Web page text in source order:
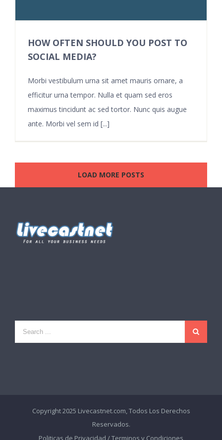
HOW OFTEN SHOULD YOU POST TO
SOCIAL MEDIA?
Morbi vestibulum urna sit amet mauris ornare, a
efficitur urna tempor. Nulla et quam sed eros
maximus tincidunt ac sed tortor. Nunc quis augue
ante. Morbi vel sem id [...]
LOAD MORE POSTS
Copyright 2025 Livecastnet.com, Todos Los Derechos
Reservados.
Politicas de Privacidad /Terminos y Condiciones